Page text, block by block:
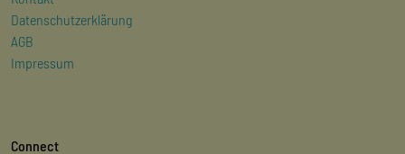
Datenschutzerklärung
AGB
Impressum
Connect